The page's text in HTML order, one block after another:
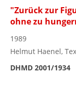
"Zurück zur
ohne zu
1989
Helmut Haenel,
DHMD 2001/1934